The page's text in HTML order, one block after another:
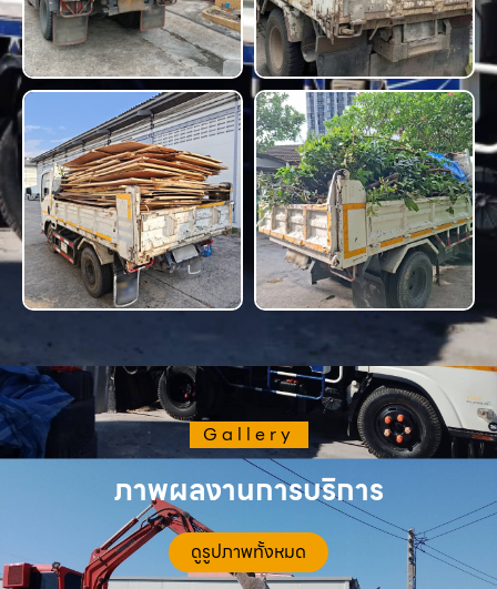
Gallery
ภาพผลงานการบริการ
ดูรูปภาพทั้งหมด